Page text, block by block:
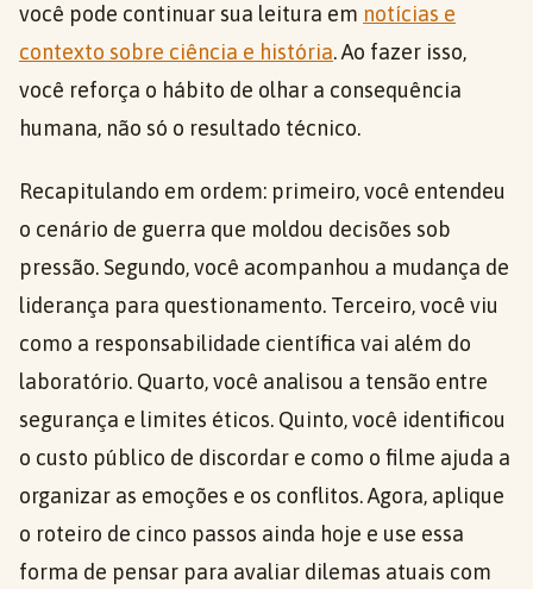
você pode continuar sua leitura em notícias e
contexto sobre ciência e história. Ao fazer isso,
você reforça o hábito de olhar a consequência
humana, não só o resultado técnico.
Recapitulando em ordem: primeiro, você entendeu
o cenário de guerra que moldou decisões sob
pressão. Segundo, você acompanhou a mudança de
liderança para questionamento. Terceiro, você viu
como a responsabilidade científica vai além do
laboratório. Quarto, você analisou a tensão entre
segurança e limites éticos. Quinto, você identificou
o custo público de discordar e como o filme ajuda a
organizar as emoções e os conflitos. Agora, aplique
o roteiro de cinco passos ainda hoje e use essa
forma de pensar para avaliar dilemas atuais com